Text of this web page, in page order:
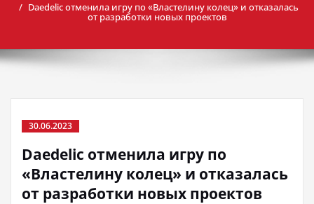
Daedelic отменила игру по «Властелину колец» и отказалась
от разработки новых проектов
30.06.2023
Daedelic отменила игру по
«Властелину колец» и отказалась
от разработки новых проектов